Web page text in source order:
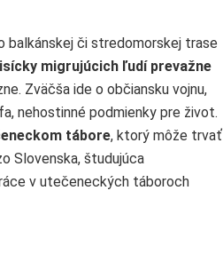
balkánskej či stredomorskej trase
migrujúcich ľudí prevažne
Zväčša ide o občiansku vojnu,
nehostinné podmienky pre život.
tábore, ktorý môže trvať
Slovenska, študujúca
v utečeneckých táboroch